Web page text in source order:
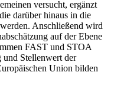
versucht, ergänzt
darüber hinaus in die
Anschließend wird
auf der Ebene
FAST und STOA
Stellenwert der
Union bilden